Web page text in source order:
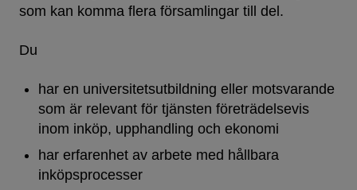
som kan komma flera församlingar till del.
Du
har en universitetsutbildning eller motsvarande
som är relevant för tjänsten företrädelsevis
inom inköp, upphandling och ekonomi
har erfarenhet av arbete med hållbara
inköpsprocesser